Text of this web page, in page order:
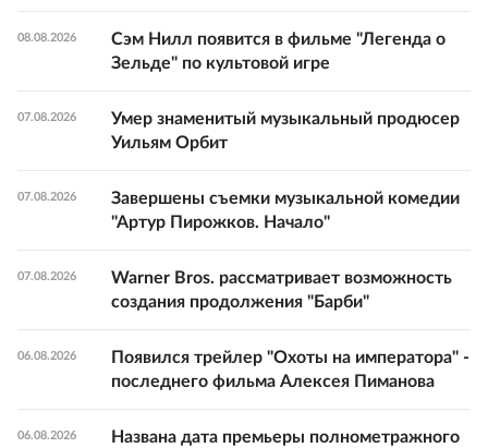
08.08.2026
Сэм Нилл появится в фильме "Легенда о
Зельде" по культовой игре
07.08.2026
Умер знаменитый музыкальный продюсер
Уильям Орбит
07.08.2026
Завершены съемки музыкальной комедии
"Артур Пирожков. Начало"
07.08.2026
Warner Bros. рассматривает возможность
создания продолжения "Барби"
06.08.2026
Появился трейлер "Охоты на императора" -
последнего фильма Алексея Пиманова
06.08.2026
Названа дата премьеры полнометражного